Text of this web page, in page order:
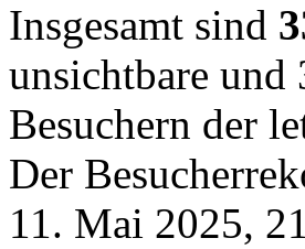
Insgesamt sind
unsichtbare und
Besuchern der
Der
11. Mai 2025,